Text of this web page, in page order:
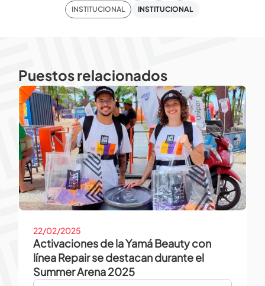
INSTITUCIONAL INSTITUCIONAL
Puestos relacionados
22/02/2025
Activaciones de la Yamá Beauty con
línea Repair se destacan durante el
Summer Arena 2025